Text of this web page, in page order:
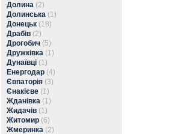
Долина (2)
Долинська (1)
Донецьк (18)
Драбів (2)
Дрогобич (5)
Дружківка (1)
Дунаївці (1)
Енергодар (4)
Євпаторія (3)
Єнакієве (1)
Жданівка (1)
Жидачів (1)
Житомир (6)
Жмеринка (2)